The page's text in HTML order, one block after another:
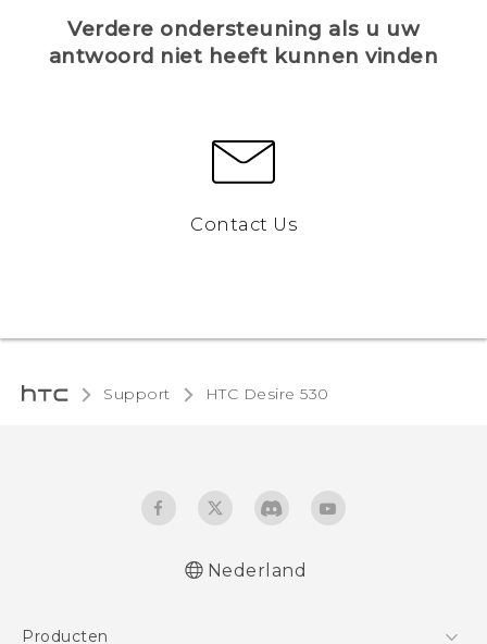
Verdere ondersteuning als u uw
antwoord niet heeft kunnen vinden
Contact Us
Support HTC Desire 530‎
Nederland
Producten